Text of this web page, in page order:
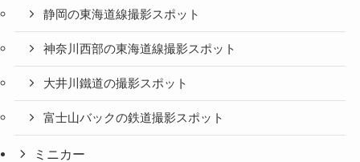
静岡の東海道線撮影スポット
神奈川西部の東海道線撮影スポット
大井川鐵道の撮影スポット
富士山バックの鉄道撮影スポット
ミニカー